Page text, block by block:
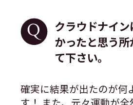
クラウドナイ
かったと思う
て下さい。
確実に結果が出たのが何